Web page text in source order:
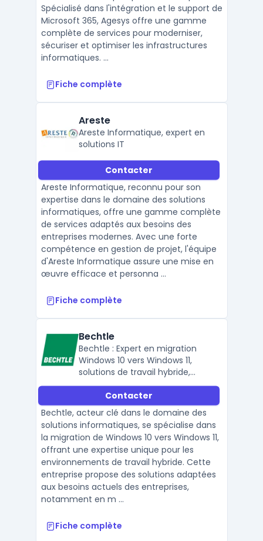
Spécialisé dans l'intégration et le support de
Microsoft 365, Agesys offre une gamme
complète de services pour moderniser,
sécuriser et optimiser les infrastructures
informatiques. ...
Fiche complète
Areste
Areste Informatique, expert en
solutions IT
Contacter
Areste Informatique, reconnu pour son
expertise dans le domaine des solutions
informatiques, offre une gamme complète
de services adaptés aux besoins des
entreprises modernes. Avec une forte
compétence en gestion de projet, l'équipe
d'Areste Informatique assure une mise en
œuvre efficace et personna ...
Fiche complète
Bechtle
Bechtle : Expert en migration
Windows 10 vers Windows 11,
solutions de travail hybride,
équipement informatique,
connectivité et sécurité des
données.
Contacter
Bechtle, acteur clé dans le domaine des
solutions informatiques, se spécialise dans
la migration de Windows 10 vers Windows 11,
offrant une expertise unique pour les
environnements de travail hybride. Cette
entreprise propose des solutions adaptées
aux besoins actuels des entreprises,
notamment en m ...
Fiche complète